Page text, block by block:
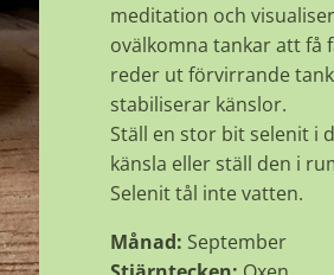
meditation och
ovälkomna tankar att få
reder ut förvirrande
stabiliserar känslor.
Ställ en stor bit selenit i
känsla eller ställ den i
Selenit tål inte vatten.
Månad: September